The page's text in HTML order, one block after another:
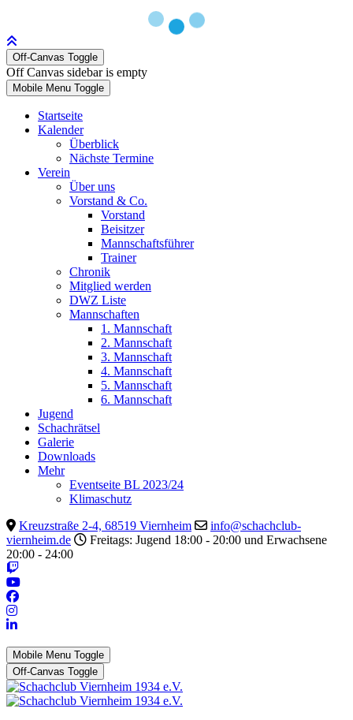
Off-Canvas Toggle
Off Canvas sidebar is empty
Mobile Menu Toggle
Startseite
Kalender
Überblick
Nächste Termine
Verein
Über uns
Vorstand & Co.
Vorstand
Beisitzer
Mannschaftsführer
Trainer
Chronik
Mitglied werden
DWZ Liste
Mannschaften
1. Mannschaft
2. Mannschaft
3. Mannschaft
4. Mannschaft
5. Mannschaft
6. Mannschaft
Jugend
Schachrätsel
Galerie
Downloads
Mehr
Eventseite BL 2023/24
Klimaschutz
Kreuzstraße 2-4, 68519 Viernheim
info@schachclub-
viernheim.de
Freitags: Jugend 18:00 - 20:00 und Erwachsene
20:00 - 24:00
Mobile Menu Toggle
Off-Canvas Toggle